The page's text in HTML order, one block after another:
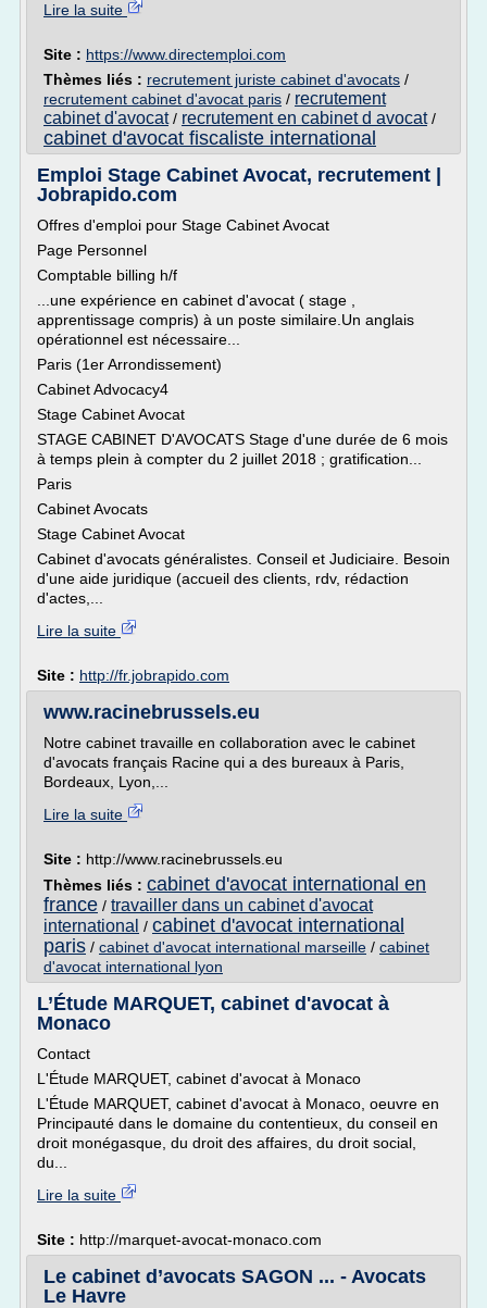
Lire la suite
Site : https://www.directemploi.com
Thèmes liés : recrutement juriste cabinet d'avocats /
recrutement cabinet d'avocat paris / recrutement
cabinet d'avocat/ recrutement en cabinet d avocat/
cabinet d'avocat fiscaliste international
Emploi Stage Cabinet Avocat, recrutement |
Jobrapido.com
Offres d'emploi pour Stage Cabinet Avocat
Page Personnel
Comptable billing h/f
...une expérience en cabinet d'avocat ( stage ,
apprentissage compris) à un poste similaire.Un anglais
opérationnel est nécessaire...
Paris (1er Arrondissement)
Cabinet Advocacy4
Stage Cabinet Avocat
STAGE CABINET D'AVOCATS Stage d'une durée de 6 mois
à temps plein à compter du 2 juillet 2018 ; gratification...
Paris
Cabinet Avocats
Stage Cabinet Avocat
Cabinet d'avocats généralistes. Conseil et Judiciaire. Besoin
d'une aide juridique (accueil des clients, rdv, rédaction
d'actes,...
Lire la suite
Site : http://fr.jobrapido.com
www.racinebrussels.eu
Notre cabinet travaille en collaboration avec le cabinet
d'avocats français Racine qui a des bureaux à Paris,
Bordeaux, Lyon,...
Lire la suite
Site : http://www.racinebrussels.eu
Thèmes liés : cabinet d'avocat international en
france / travailler dans un cabinet d'avocat
international / cabinet d'avocat international
paris / cabinet d'avocat international marseille / cabinet
d'avocat international lyon
L’Étude MARQUET, cabinet d'avocat à
Monaco
Contact
L'Étude MARQUET, cabinet d'avocat à Monaco
L'Étude MARQUET, cabinet d'avocat à Monaco, oeuvre en
Principauté dans le domaine du contentieux, du conseil en
droit monégasque, du droit des affaires, du droit social,
du...
Lire la suite
Site : http://marquet-avocat-monaco.com
Le cabinet d’avocats SAGON ... - Avocats
Le Havre